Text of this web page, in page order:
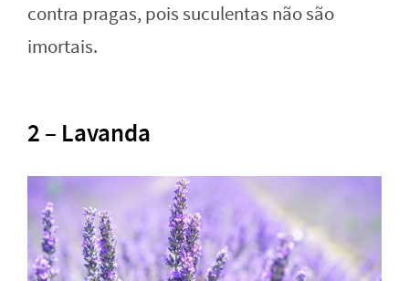
contra pragas, pois suculentas não são
imortais.
2 – Lavanda